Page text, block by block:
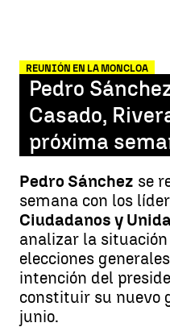
REUNIÓN EN LA MONCLOA
Pedro
Casado,
próxima
Pedro Sánchez se
semana con los
Ciudadanos y
analizar la
elecciones
intención del
constituir su nuevo
junio.